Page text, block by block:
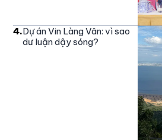
4.Dự án Vin Làng Vân: vì sao
dư luận dậy sóng?